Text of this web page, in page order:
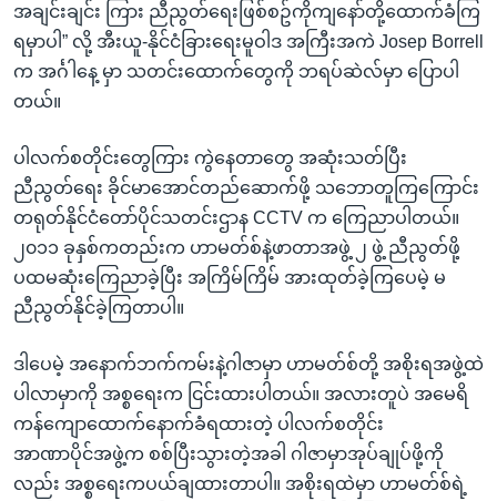
အချင်းချင်း ကြား ညီညွတ်ရေးဖြစ်စဥ်ကိုကျနော်တို့ထောက်ခံကြ
ရမှာပါ” လို့ အီးယူ-နိုင်ငံခြားရေးမူဝါဒ အကြီးအကဲ Josep Borrell
က အင်္ဂါနေ့ မှာ သတင်းထောက်တွေကို ဘရပ်ဆဲလ်မှာ ပြောပါ
တယ်။
ပါလက်စတိုင်းတွေကြား ကွဲနေတာတွေ အဆုံးသတ်ပြီး
ညီညွတ်ရေး ခိုင်မာအောင်တည်ဆောက်ဖို့ သဘောတူကြ‌ကြောင်း
တရုတ်နိုင်ငံတော်ပိုင်သတင်းဌာန CCTV က ကြေညာပါတယ်။
၂၀၁၁ ခုနှစ်ကတည်းက ဟာမတ်စ်နဲ့ဖာတာအဖွဲ့ ၂ ဖွဲ့ ညီညွတ်ဖို့
ပထမဆုံးကြေညာခဲ့ပြီး အကြိမ်ကြိမ် အားထုတ်ခဲ့ကြပေမဲ့ မ
ညီညွတ်နိုင်ခဲ့ကြတာပါ။
ဒါပေမဲ့ အနောက်ဘက်ကမ်းနဲ့ဂါဇာမှာ ဟာမတ်စ်တို့ အစိုးရအဖွဲ့ထဲ
ပါလာမှာကို အစ္စရေးက ငြင်းထားပါတယ်။ အလားတူပဲ အမေရိ
ကန်ကျောထောက်နောက်ခံရထားတဲ့ ပါလက်စတိုင်း
အာဏာပိုင်အဖွဲ့က စစ်ပြီးသွားတဲ့အခါ ဂါဇာမှာအုပ်ချုပ်ဖို့ကို
လည်း အစ္စရေးကပယ်ချထားတာပါ။ အစိုးရထဲမှာ ဟာမတ်စ်ရဲ့